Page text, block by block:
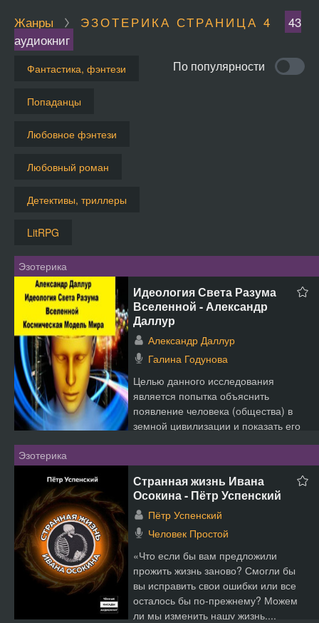
Жанры ЭЗОТЕРИКА СТРАНИЦА 4
43
аудиокниг
Фантастика, фэнтези
Попаданцы
Любовное фэнтези
Любовный роман
Детективы, триллеры
LitRPG
По популярности
Эзотерика
Идеология Света Разума
Вселенной - Александр
Даллур
Александр Даллур
Галина Годунова
Целью данного исследования
является попытка объяснить
появление человека (общества) в
земной цивилизации и показать его
Эзотерика
Странная жизнь Ивана
Осокина - Пётр Успенский
Пётр Успенский
Человек Простой
«Что если бы вам предложили
прожить жизнь заново? Смогли бы
вы исправить свои ошибки или все
осталось бы по-прежнему? Можем
ли мы изменить нашу жизнь,...